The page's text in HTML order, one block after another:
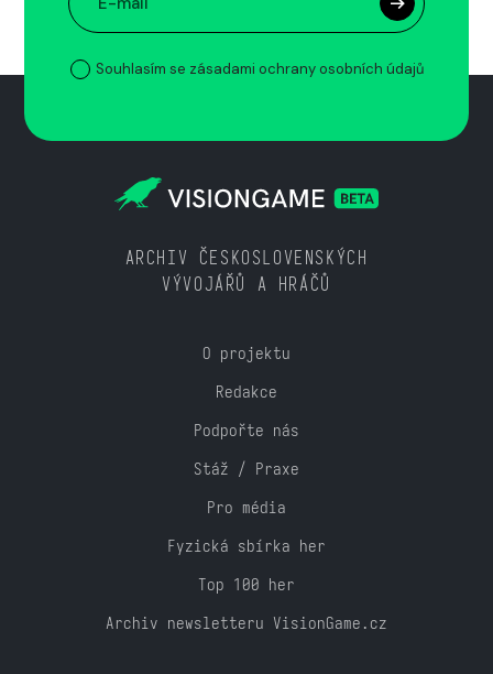
Souhlasím se zásadami ochrany osobních údajů
ARCHIV ČESKOSLOVENSKÝCH
VÝVOJÁŘŮ A HRÁČŮ
O projektu
Redakce
Podpořte nás
Stáž / Praxe
Pro média
Fyzická sbírka her
Top 100 her
Archiv newsletteru VisionGame.cz